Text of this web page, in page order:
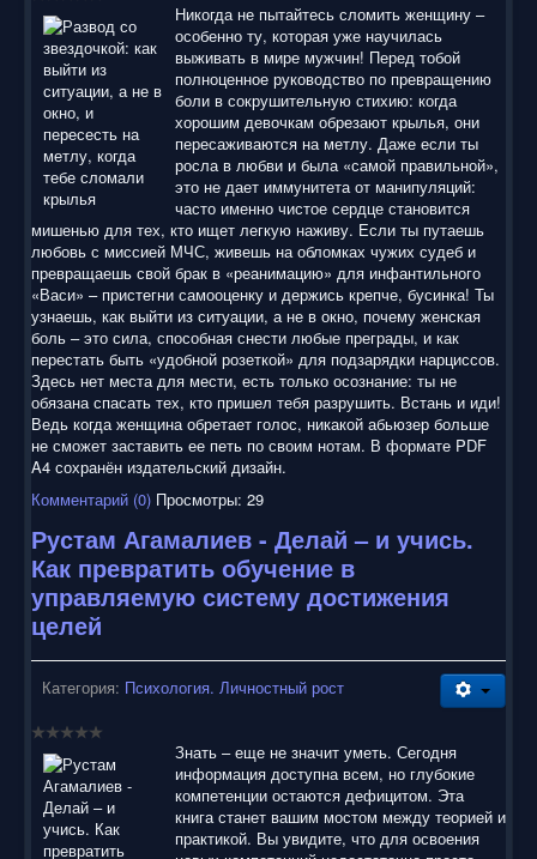
Никогда не пытайтесь сломить женщину –
особенно ту, которая уже научилась
выживать в мире мужчин! Перед тобой
полноценное руководство по превращению
боли в сокрушительную стихию: когда
хорошим девочкам обрезают крылья, они
пересаживаются на метлу. Даже если ты
росла в любви и была «самой правильной»,
это не дает иммунитета от манипуляций:
часто именно чистое сердце становится
мишенью для тех, кто ищет легкую наживу. Если ты путаешь
любовь с миссией МЧС, живешь на обломках чужих судеб и
превращаешь свой брак в «реанимацию» для инфантильного
«Васи» – пристегни самооценку и держись крепче, бусинка! Ты
узнаешь, как выйти из ситуации, а не в окно, почему женская
боль – это сила, способная снести любые преграды, и как
перестать быть «удобной розеткой» для подзарядки нарциссов.
Здесь нет места для мести, есть только осознание: ты не
обязана спасать тех, кто пришел тебя разрушить. Встань и иди!
Ведь когда женщина обретает голос, никакой абьюзер больше
не сможет заставить ее петь по своим нотам. В формате PDF
A4 сохранён издательский дизайн.
Комментарий (0) Просмотры: 29
Рустам Агамалиев - Делай – и учись.
Как превратить обучение в
управляемую систему достижения
целей
Категория: Психология. Личностный рост
Знать – еще не значит уметь. Сегодня
информация доступна всем, но глубокие
компетенции остаются дефицитом. Эта
книга станет вашим мостом между теорией и
практикой. Вы увидите, что для освоения